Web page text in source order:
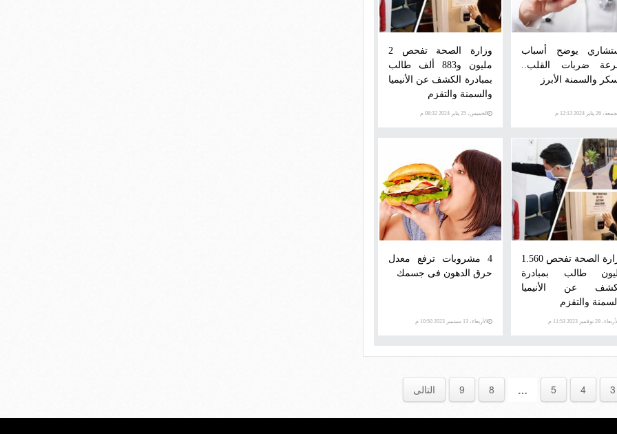
يوضح أسباب
ضربات القلب..
والسمنة الأبرز
26 يناير 2024 12:13 م
وزارة الصحة تفحص 2
مليون و883 ألف طالب
بمبادرة الكشف عن الأنيميا
والسمنة والتقزم
الخميس، 25 يناير 2024 08:32 م
وزارة الصحة تفحص 1.560
طالب بمبادرة
عن الأنيميا
والتقزم
29 نوفمبر 2023 11:53 م
4 مشروبات ترفع معدل
حرق الدهون فى جسمك
الأربعاء، 13 سبتمبر 2023 10:50 م
3
4
5
…
8
9 التالى